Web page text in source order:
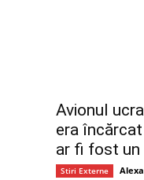
Avionul
era
ar fi fost un
Stiri Externe